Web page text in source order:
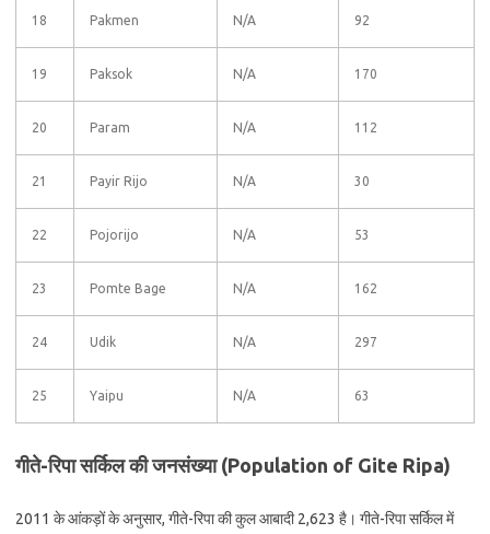
18 Pakmen N/A 92
19 Paksok N/A 170
20 Param N/A 112
21 Payir Rijo N/A 30
22 Pojorijo N/A 53
23 Pomte Bage N/A 162
24 Udik N/A 297
25 Yaipu N/A 63
गीते-रिपा सर्किल की जनसंख्या (Population of Gite Ripa)
2011 के आंकड़ों के अनुसार, गीते-रिपा की कुल आबादी 2,623 है। गीते-रिपा सर्किल में